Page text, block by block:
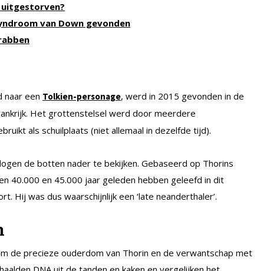
van Down gevonden
naar een Tolkien-personage, werd in 2015 gevonden in de
Het grottenstelsel werd door meerdere
als schuilplaats (niet allemaal in dezelfde tijd).
de botten nader te bekijken. Gebaseerd op Thorins
40.000 en 45.000 jaar geleden hebben geleefd in dit
Hij was dus waarschijnlijk een ‘late neanderthaler’.
de precieze ouderdom van Thorin en de verwantschap met